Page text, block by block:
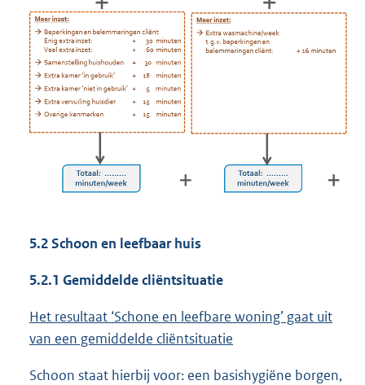
5.2 Schoon en leefbaar huis
5.2.1 Gemiddelde cliëntsituatie
Het resultaat ‘Schone en leefbare woning’ gaat uit
van een gemiddelde cliëntsituatie
Schoon staat hierbij voor: een basishygiëne borgen,